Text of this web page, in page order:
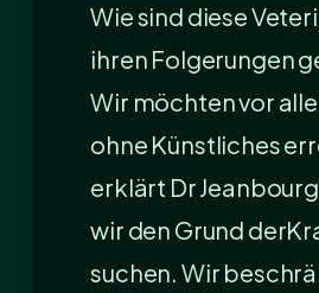
Wie sind diese
ihren Folgerungen
Wir möchten vor
ohne Künstliches
erklärt Dr
wir den Grund
suchen. Wir